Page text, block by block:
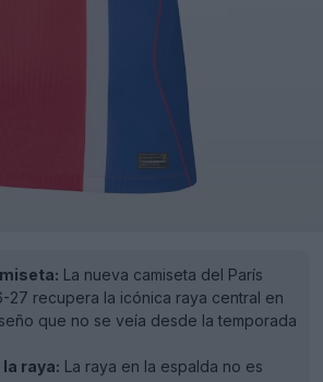
La nueva camiseta del París
27 recupera la icónica raya central en
que no se veía desde la temporada
raya: La raya en la espalda no es